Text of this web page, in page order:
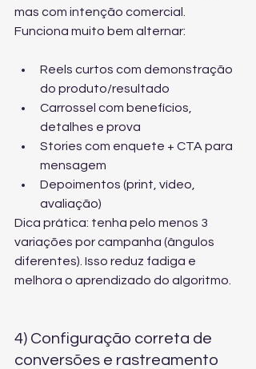
mas com intenção comercial.
Funciona muito bem alternar:
Reels curtos com demonstração
do produto/resultado
Carrossel com benefícios,
detalhes e prova
Stories com enquete + CTA para
mensagem
Depoimentos (print, vídeo,
avaliação)
Dica prática: tenha pelo menos 3
variações por campanha (ângulos
diferentes). Isso reduz fadiga e
melhora o aprendizado do algoritmo.
4) Configuração correta de
conversões e rastreamento